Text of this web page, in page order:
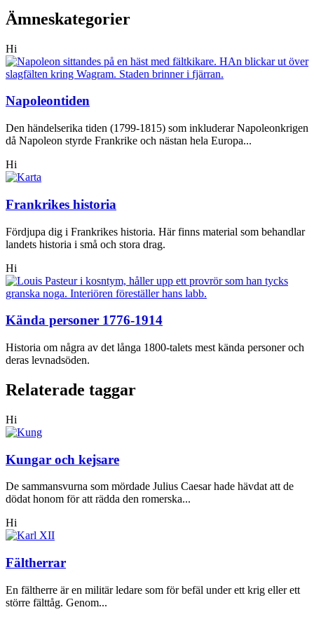
Ämneskategorier
Hi
Napoleontiden
Den händelserika tiden (1799-1815) som inkluderar Napoleonkrigen
då Napoleon styrde Frankrike och nästan hela Europa...
Hi
Frankrikes historia
Fördjupa dig i Frankrikes historia. Här finns material som behandlar
landets historia i små och stora drag.
Hi
Kända personer 1776-1914
Historia om några av det långa 1800-talets mest kända personer och
deras levnadsöden.
Relaterade taggar
Hi
Kungar och kejsare
De sammansvurna som mördade Julius Caesar hade hävdat att de
dödat honom för att rädda den romerska...
Hi
Fältherrar
En fältherre är en militär ledare som för befäl under ett krig eller ett
större fälttåg. Genom...